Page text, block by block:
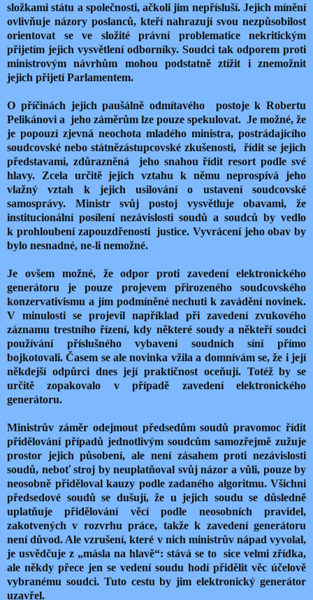
složkami státu a společnosti, ačkoli jim nepřísluší. Jejich mínění
ovlivňuje názory poslanců, kteří nahrazují svou nezpůsobilost
orientovat se ve složité právní problematice nekritickým
přijetím jejich vysvětlení odborníky. Soudci tak odporem proti
ministrovým návrhům mohou podstatně ztížit i znemožnit
jejich přijetí Parlamentem.
O příčinách jejich paušálně odmítavého postoje k Robertu
Pelikánovi a jeho záměrům lze pouze spekulovat. Je možné, že
je popouzí zjevná neochota mladého ministra, postrádajícího
soudcovské nebo státnězástupcovské zkušenosti, řídit se jejich
představami, zdůrazněná jeho snahou řídit resort podle své
hlavy. Zcela určitě jejich vztahu k němu neprospívá jeho
vlažný vztah k jejich usilování o ustavení soudcovské
samosprávy. Ministr svůj postoj vysvětluje obavami, že
institucionální posílení nezávislosti soudů a soudců by vedlo
k prohloubení zapouzdřenosti justice. Vyvrácení jeho obav by
bylo nesnadné, ne-li nemožné.
Je ovšem možné, že odpor proti zavedení elektronického
generátoru je pouze projevem přirozeného soudcovského
konzervativismu a jím podmíněné nechuti k zavádění novinek.
V minulosti se projevil například při zavedení zvukového
záznamu trestního řízení, kdy některé soudy a někteří soudci
používání příslušného vybavení soudních síní přímo
bojkotovali. Časem se ale novinka vžila a domnívám se, že i její
někdejší odpůrci dnes její praktičnost oceňují. Totéž by se
určitě zopakovalo v případě zavedení elektronického
generátoru.
Ministrův záměr odejmout předsedům soudů pravomoc řídit
přidělování případů jednotlivým soudcům samozřejmě zužuje
prostor jejich působení, ale není zásahem proti nezávislosti
soudů, neboť stroj by neuplatňoval svůj názor a vůli, pouze by
neosobně přiděloval kauzy podle zadaného algoritmu. Všichni
předsedové soudů se dušují, že u jejich soudu se důsledně
uplatňuje přidělování věcí podle neosobních pravidel,
zakotvených v rozvrhu práce, takže k zavedení generátoru
není důvod. Ale vzrušení, které v nich ministrův nápad vyvolal,
je usvědčuje z „másla na hlavě“: stává se to sice velmi zřídka,
ale někdy přece jen se vedení soudu hodí přidělit věc účelově
vybranému soudci. Tuto cestu by jim elektronický generátor
uzavřel.